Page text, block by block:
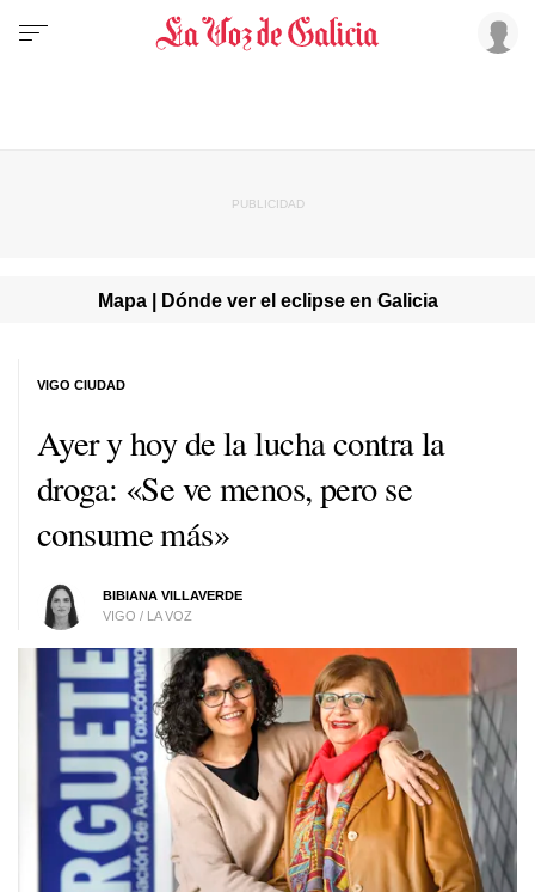
Mapa | Dónde ver el eclipse en Galicia
Ayer y hoy de la lucha contra la
droga: «Se ve menos, pero se
consume más»
BIBIANA VILLAVERDE
VIGO / LA VOZ
VIGO CIUDAD